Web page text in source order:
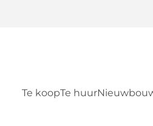
Te koopTe huur